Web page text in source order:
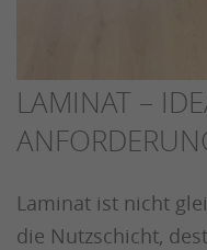
LAMINAT –
Laminat ist nicht
die Nutzschicht,